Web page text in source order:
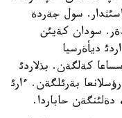
سول جةردة
سودان كةيئن
ديأةرسيا
كةلگةن. بذلاردئ
بةرئلگةن. ءارئ
حاباردا.